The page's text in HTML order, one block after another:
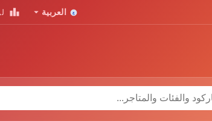
العربية arrow_drop_down
leaderboard